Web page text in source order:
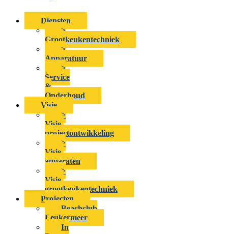
Diensten
>
Grootkeukentechniek
>
Apparatuur
>
Service
&
Onderhoud
Visie
>
Visie-
projectontwikkeling
>
Visie-
apparaten
>
Visie-
grootkeukentechniek
Projecten
Beachclub
Leukermeer
In